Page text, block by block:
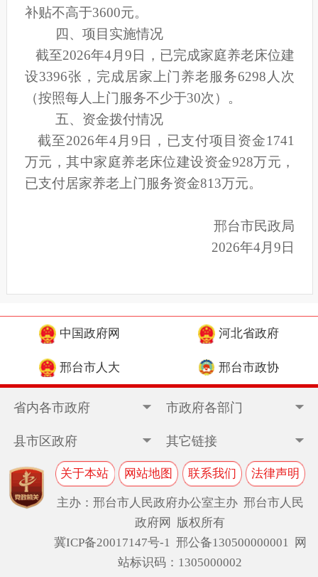
补贴不高于3600元。
四、项目实施情况
截至2026年4月9日，已完成家庭养老床位建
设3396张，完成居家上门养老服务6298人次
（按照每人上门服务不少于30次）。
五、 资金拨付情况
截至2026年4月9日，已支付项目资金1741
万元，其中家庭养老床位建设资金928万元，
已支付居家养老上门服务资金813万元。
邢台市民政局
2026年4月9日
中国政府网 河北省政府
邢台市人大 邢台市政协
省内各市政府 市政府各部门
县市区政府 其它链接
关于本站 网站地图 联系我们 法律声明
主办：邢台市人民政府办公室主办 邢台市人民
政府网 版权所有
冀ICP备20017147号-1 邢公备130500000001 网
站标识码：1305000002